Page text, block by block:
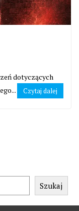
dotyczących
Czytaj dalej
Szukaj